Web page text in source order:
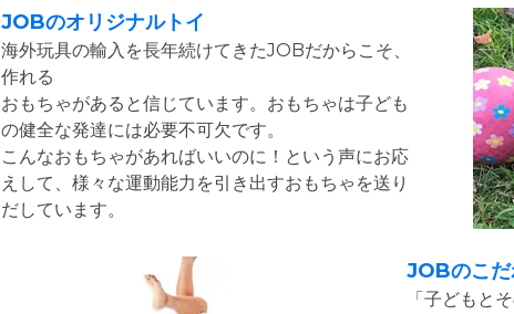
JOBのオリジナルトイ
海外玩具の輸入を長年続けてきたJOBだからこそ、
作れる
おもちゃがあると信じています。おもちゃは子ども
の健全な発達には必要不可欠です。
こんなおもちゃがあればいいのに！という声にお応
えして、様々な運動能力を引き出すおもちゃを送り
だしています。
JOBのこだ
「子どもと